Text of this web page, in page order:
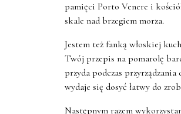
pamięci Porto Venere i
skale nad brzegiem morza.
Jestem też fanką włoskiej
Twój przepis na pomarolę
przyda podczas przyrządzania
wydaje się dosyć łatwy do
Następnym razem